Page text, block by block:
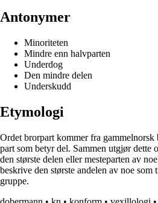
Antonymer
Minoriteten
Mindre enn halvparten
Underdog
Den mindre delen
Underskudd
Etymologi
Ordet brorpart kommer fra
part som betyr del. Sammen utgjør dette
den største delen eller mesteparten av
beskrive den største andelen av noe som
gruppe.